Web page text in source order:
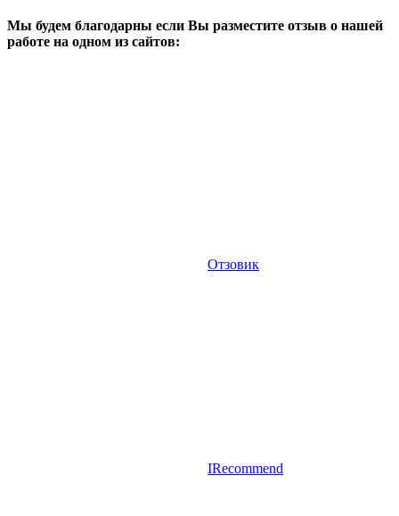
Мы будем благодарны если Вы разместите отзыв о нашей
работе на одном из сайтов:
Отзовик
IRecommend